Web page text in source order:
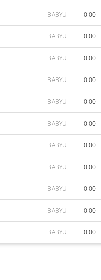
BABYU 0.00
BABYU 0.00
BABYU 0.00
BABYU 0.00
BABYU 0.00
BABYU 0.00
BABYU 0.00
BABYU 0.00
BABYU 0.00
BABYU 0.00
BABYU 0.00